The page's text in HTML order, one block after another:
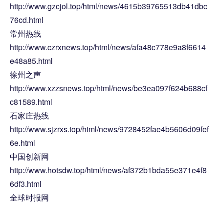
http://www.gzcjol.top/html/news/4615b39765513db41dbc
76cd.html
常州热线
http://www.czrxnews.top/html/news/afa48c778e9a8f6614
e48a85.html
徐州之声
http://www.xzzsnews.top/html/news/be3ea097f624b688cf
c81589.html
石家庄热线
http://www.sjzrxs.top/html/news/9728452fae4b5606d09fef
6e.html
中国创新网
http://www.hotsdw.top/html/news/af372b1bda55e371e4f8
6df3.html
全球时报网